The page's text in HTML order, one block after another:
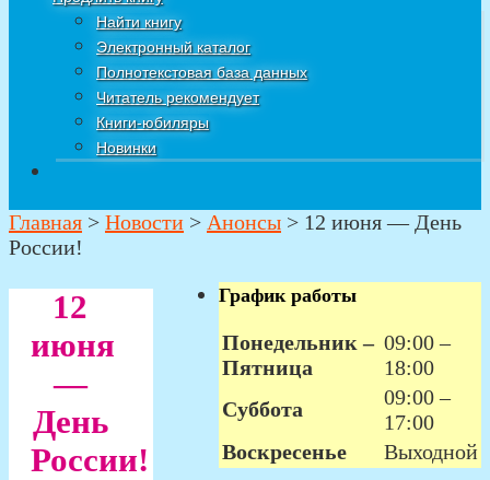
Найти книгу
Электронный каталог
Полнотекстовая база данных
Читатель рекомендует
Книги-юбиляры
Новинки
Главная > Новости > Анонсы > 12 июня — День
России!
12
июня
—
День
России!
График работы
Понедельник –
Пятница
09:00 –
18:00
Суббота
09:00 –
17:00
Воскресенье
Выходной